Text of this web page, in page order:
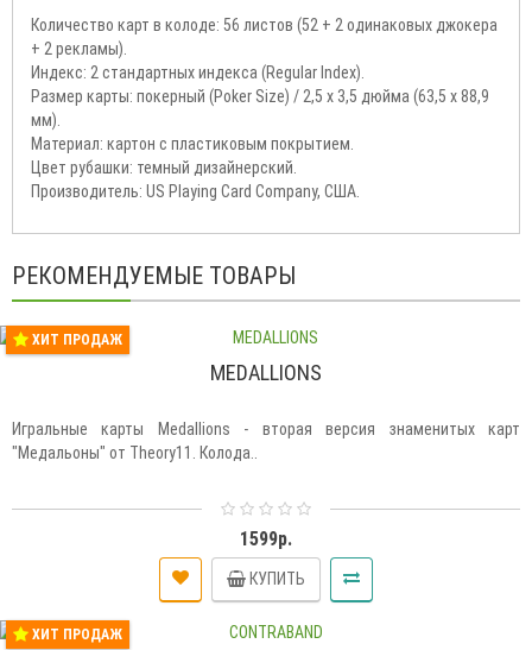
Количество карт в колоде: 56 листов (52 + 2 одинаковых джокера
+ 2 рекламы).
Индекс: 2 стандартных индекса (Regular Index).
Размер карты: покерный (Poker Size) / 2,5 х 3,5 дюйма (63,5 х 88,9
мм).
Материал: картон с пластиковым покрытием.
Цвет рубашки: темный дизайнерский.
Производитель: US Playing Card Company, США.
РЕКОМЕНДУЕМЫЕ ТОВАРЫ
ХИТ ПРОДАЖ
MEDALLIONS
Игральные карты Medallions - вторая версия знаменитых карт
"Медальоны" от Theory11. Колода..
1599р.
КУПИТЬ
ХИТ ПРОДАЖ